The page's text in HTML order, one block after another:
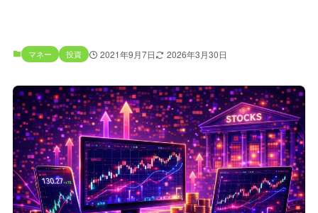
マネー 投資 2021年9月7日 2026年3月30日